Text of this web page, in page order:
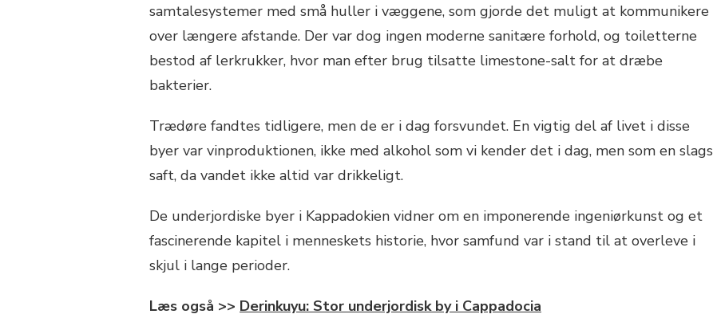
samtalesystemer med små huller i væggene, som gjorde det muligt at kommunikere
over længere afstande. Der var dog ingen moderne sanitære forhold, og toiletterne
bestod af lerkrukker, hvor man efter brug tilsatte limestone-salt for at dræbe
bakterier.
Trædøre fandtes tidligere, men de er i dag forsvundet. En vigtig del af livet i disse
byer var vinproduktionen, ikke med alkohol som vi kender det i dag, men som en slags
saft, da vandet ikke altid var drikkeligt.
De underjordiske byer i Kappadokien vidner om en imponerende ingeniørkunst og et
fascinerende kapitel i menneskets historie, hvor samfund var i stand til at overleve i
skjul i lange perioder.
Læs også >> Derinkuyu: Stor underjordisk by i Cappadocia